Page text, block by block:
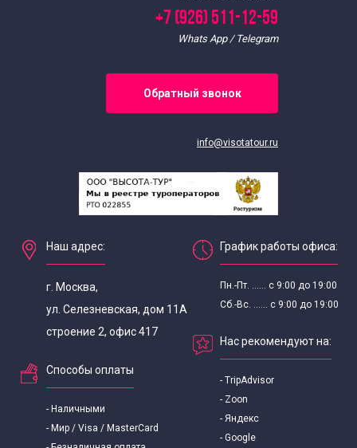
Обратный звонок
г. Москва,
ул. Селезневская, дом 11А
строение 2, офис 417
Способы оплаты
- Наличными
- Мир / Visa / MasterCard
- Наличными курьеру
Пн.-Пт. ...... с 9:00 до 19:00
Сб.-Вс. ...... с 9:00 до 19:00
Нас рекомендуют на:
- TripAdvisor
- Zoon
- Google
- Osd.ru
- iReccomend.ru